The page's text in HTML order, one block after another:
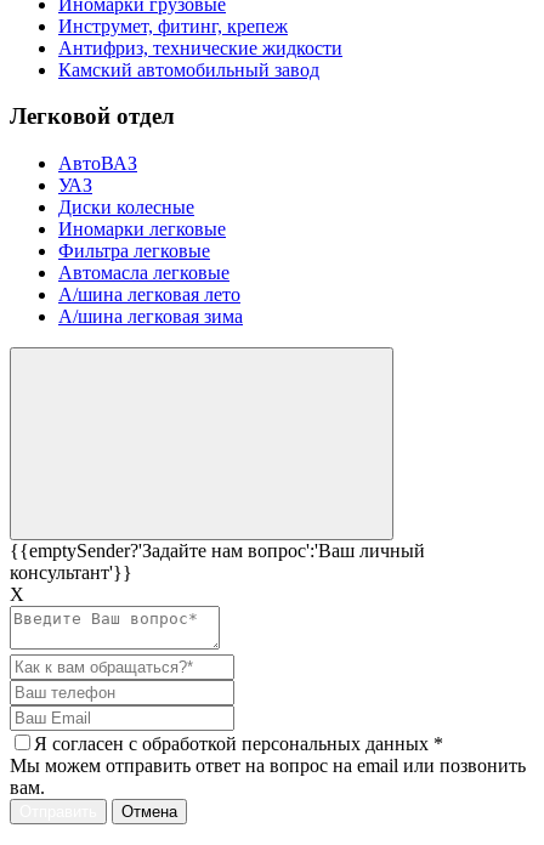
Инструмет, фитинг, крепеж
Антифриз, технические жидкости
Камский автомобильный завод
Легковой отдел
АвтоВАЗ
УАЗ
Диски колесные
Иномарки легковые
Фильтра легковые
Автомасла легковые
А/шина легковая лето
А/шина легковая зима
{{emptySender?'Задайте нам вопрос':'Ваш личный
консультант'}}
Х
Я согласен c обработкой персональных данных *
Мы можем отправить ответ на вопрос на email или позвонить
вам.
Отмена